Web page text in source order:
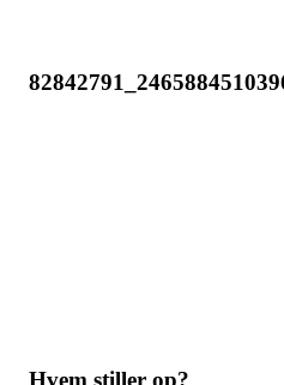
Hvem stiller op?